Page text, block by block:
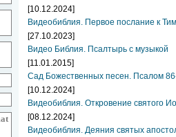
[10.12.2024]
Видеобиблия. Первое послание к
[27.10.2023]
Видео Библия. Псалтырь с музыкой
[11.01.2015]
Сад Божественных песен. Псалом
[10.12.2024]
Видеобиблия. Откровение святого
[08.12.2024]
Видеобиблия. Деяния святых